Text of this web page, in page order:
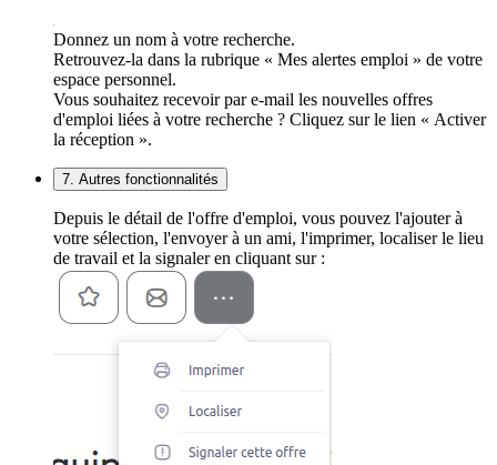
Donnez un nom à votre recherche.
Retrouvez-la dans la rubrique « Mes alertes emploi » de votre
espace personnel.
Vous souhaitez recevoir par e-mail les nouvelles offres
d'emploi liées à votre recherche ? Cliquez sur le lien « Activer
la réception ».
7. Autres fonctionnalités
Depuis le détail de l'offre d'emploi, vous pouvez l'ajouter à
votre sélection, l'envoyer à un ami, l'imprimer, localiser le lieu
de travail et la signaler en cliquant sur :